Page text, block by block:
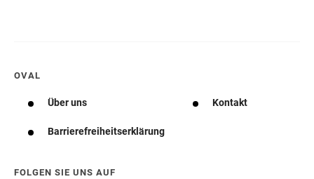
OVAL
Über uns Kontakt
Barrierefreiheitserklärung
FOLGEN SIE UNS AUF